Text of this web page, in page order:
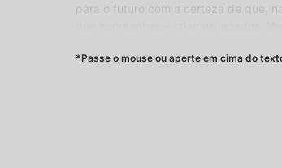
para o futuro com a certeza de que,
*Passe o mouse ou aperte em cima do